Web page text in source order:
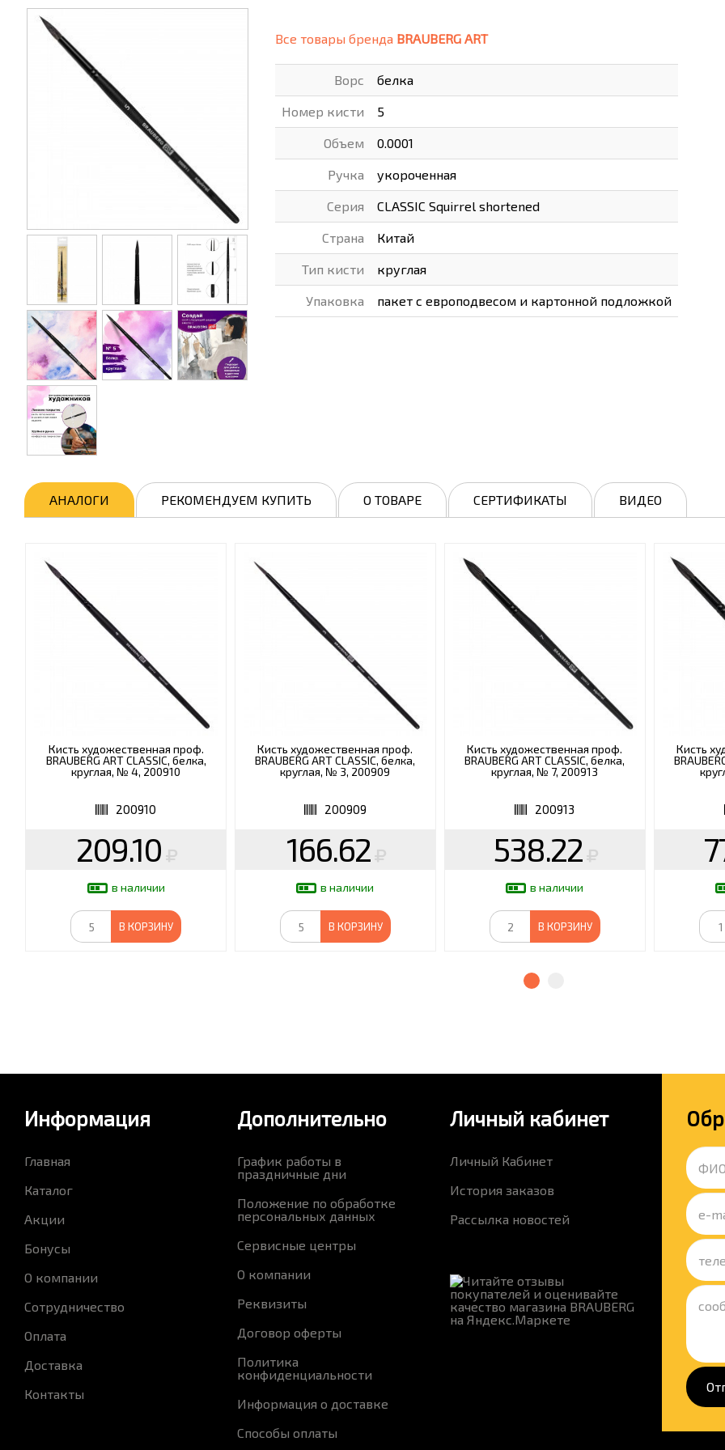
ХОББИ И ТВОРЧЕСТВО ХОЗТОВАРЫ
ЭЛЕКТРОНИКА
ЭЛЕКТРОТОВАРЫ И ОСВЕЩЕНИЕ
Все товары бренда BRAUBERG ART
Ворс белка
Номер кисти 5
Объем 0.0001
Ручка укороченная
Серия CLASSIC Squirrel shortened
Страна Китай
Тип кисти круглая
Упаковка пакет с европодвесом и картонной подложкой
АНАЛОГИ РЕКОМЕНДУЕМ КУПИТЬ О ТОВАРЕ СЕРТИФИКАТЫ ВИДЕО
Кисть художественная проф.
BRAUBERG ART CLASSIC, белка,
круглая, № 4, 200910
200910
209.10
в наличии
В КОРЗИНУ
Кисть художественная проф.
BRAUBERG ART CLASSIC, белка,
круглая, № 3, 200909
200909
166.62
в наличии
В КОРЗИНУ
Кисть художественная проф.
BRAUBERG ART CLASSIC, белка,
круглая, № 7, 200913
200913
538.22
в наличии
В КОРЗИНУ
Кисть
Информация
Главная
Каталог
Акции
Бонусы
О компании
Сотрудничество
Оплата
Доставка
Контакты
Дополнительно
График работы в
праздничные дни
Положение по обработке
персональных данных
Сервисные центры
О компании
Реквизиты
Договор оферты
Политика
конфиденциальности
Информация о доставке
Способы оплаты
Личный кабинет
Личный Кабинет
История заказов
Рассылка новостей